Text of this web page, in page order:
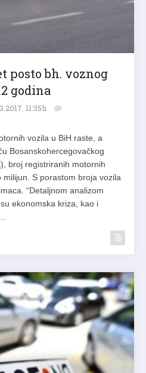
posto bh. voznog
godina
11:35h
vozila u BiH raste, a
Bosanskohercegovačkog
broj registriranih motornih
S porastom broja vozila
“Detaljnom analizom
ekonomska kriza, kao i